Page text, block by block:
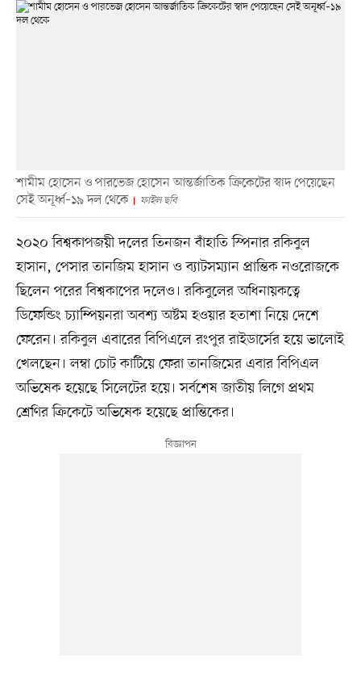
শামীম হোসেন ও পারভেজ হোসেন আন্তর্জাতিক ক্রিকেটের স্বাদ পেয়েছেন
সেই অনূর্ধ্ব–১৯ দল থেকে
ফাইল ছবি
২০২০ বিশ্বকাপজয়ী দলের তিনজন বাঁহাতি স্পিনার রকিবুল
হাসান, পেসার তানজিম হাসান ও ব্যাটসম্যান প্রান্তিক নওরোজকে
ছিলেন পরের বিশ্বকাপের দলেও। রকিবুলের অধিনায়কত্বে
ডিফেন্ডিং চ্যাম্পিয়নরা অবশ্য অষ্টম হওয়ার হতাশা নিয়ে দেশে
ফেরেন। রকিবুল এবারের বিপিএলে রংপুর রাইডার্সের হয়ে ভালোই
খেলছেন। লম্বা চোট কাটিয়ে ফেরা তানজিমের এবার বিপিএল
অভিষেক হয়েছে সিলেটের হয়ে। সর্বশেষ জাতীয় লিগে প্রথম
শ্রেণির ক্রিকেটে অভিষেক হয়েছে প্রান্তিকের।